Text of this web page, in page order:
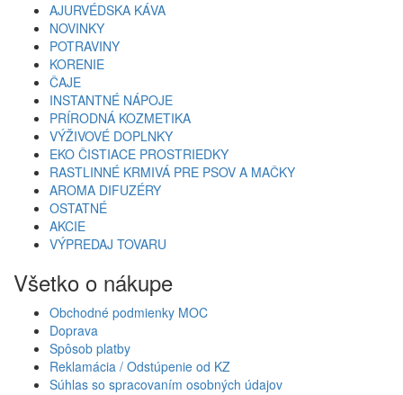
AJURVÉDSKA KÁVA
NOVINKY
POTRAVINY
KORENIE
ČAJE
INSTANTNÉ NÁPOJE
PRÍRODNÁ KOZMETIKA
VÝŽIVOVÉ DOPLNKY
EKO ČISTIACE PROSTRIEDKY
RASTLINNÉ KRMIVÁ PRE PSOV A MAČKY
AROMA DIFUZÉRY
OSTATNÉ
AKCIE
VÝPREDAJ TOVARU
Všetko o nákupe
Obchodné podmienky MOC
Doprava
Spôsob platby
Reklamácia / Odstúpenie od KZ
Súhlas so spracovaním osobných údajov